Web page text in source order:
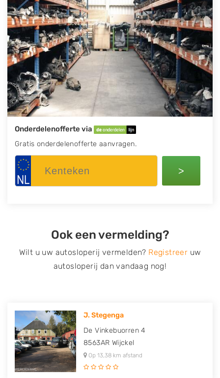
Onderdelenofferte via
Gratis onderdelenofferte aanvragen.
>
Ook een vermelding?
Wilt u uw autosloperij vermelden? Registreer uw
autosloperij dan vandaag nog!
J. Stegenga
De Vinkebuorren 4
8563AR Wijckel
Op 13,38 km afstand